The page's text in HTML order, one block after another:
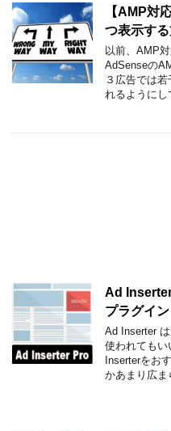
【AMP対
つ表示す
以前、AMP
AdSenseの
３広告では
れるようにし
Ad
プラグイン
Ad Inserter
使われてもい
Inserterをお
かあまり広ま